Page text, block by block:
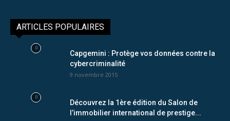
ARTICLES POPULAIRES
Capgemini : Protège vos données contre la
cybercriminalité
9 novembre 2015
Découvrez la 1ère édition du Salon de
l’immobilier international de prestige...